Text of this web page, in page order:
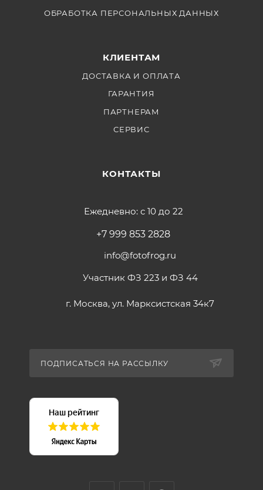
ОБРАБОТКА ПЕРСОНАЛЬНЫХ ДАННЫХ
КЛИЕНТАМ
ДОСТАВКА И ОПЛАТА
ГАРАНТИЯ
ПАРТНЕРАМ
СЕРВИС
КОНТАКТЫ
Ежедневно: с 10 до 22
+7 999 853 2828
info@fotofrog.ru
Участник ФЗ 223 и ФЗ 44
г. Москва, ул. Марксистская 34к7
ПОДПИСАТЬСЯ НА РАССЫЛКУ